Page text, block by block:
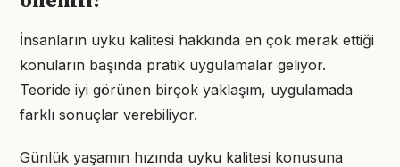
İnsanların uyku kalitesi hakkında en çok merak ettiği
konuların başında pratik uygulamalar geliyor.
Teoride iyi görünen birçok yaklaşım, uygulamada
farklı sonuçlar verebiliyor.
Günlük yaşamın hızında uyku kalitesi konusuna